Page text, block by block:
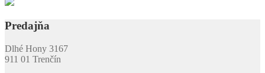
Predajňa
Dlhé Hony 3167
911 01 Trenčín